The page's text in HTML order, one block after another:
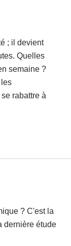
; il devient
Quelles
semaine ?
rabattre à
? C'est la
dernière étude